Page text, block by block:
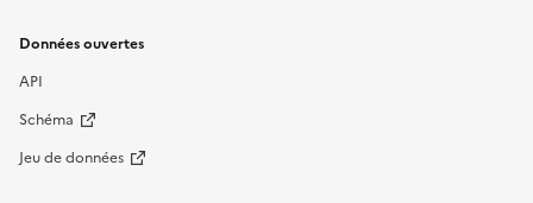
Données ouvertes
API
Schéma
Jeu de données